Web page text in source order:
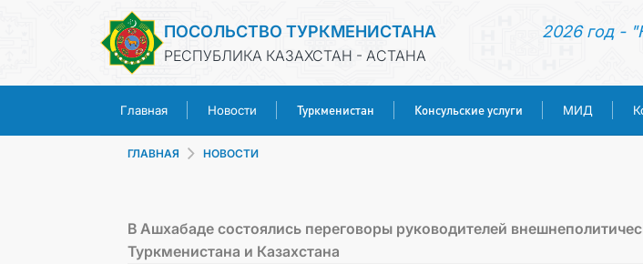
ПОСОЛЬСТВО ТУРКМЕНИСТАНА
РЕСПУБЛИКА КАЗАХСТАН - АСТАНА
2026 год -
Главная Новости Туркменистан Консульские услуги МИД
ГЛАВНАЯ НОВОСТИ
В Ашхабаде состоялись переговоры руководителей
Туркменистана и Казахстана